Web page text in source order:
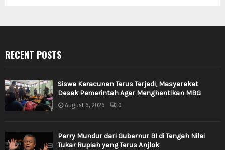
RECENT POSTS
Siswa Keracunan Terus Terjadi, Masyarakat
Desak Pemerintah Agar Menghentikan MBG
August 6, 2026 0
Perry Mundur dari Gubernur BI di Tengah Nilai
Tukar Rupiah yang Terus Anjlok